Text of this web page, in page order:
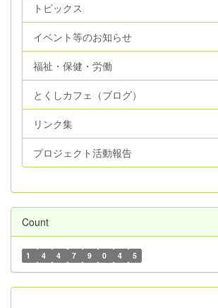
トピックス
イベント等のお知らせ
福祉・保健・労働
とくしカフェ（ブログ）
リンク集
プロジェクト活動報告
Count
1 4 4 7 9 0 4 5